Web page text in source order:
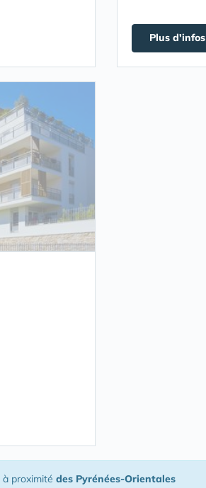
Plus d'infos
à proximité des Pyrénées-Orientales